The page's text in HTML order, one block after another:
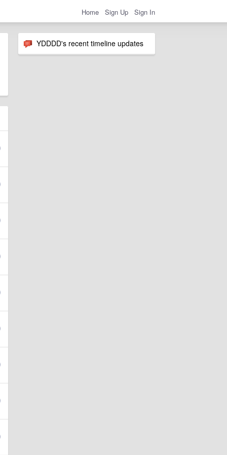
Home Sign Up Sign In
YDDDD's recent timeline updates